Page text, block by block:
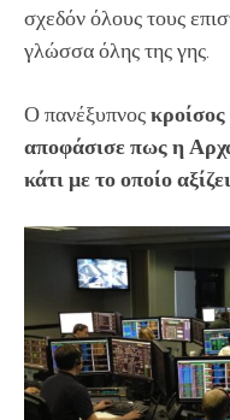
σχεδόν όλους τους
γλώσσα όλης της γης.
Ο πανέξυπνος
αποφάσισε πως η
κάτι με το οποίο